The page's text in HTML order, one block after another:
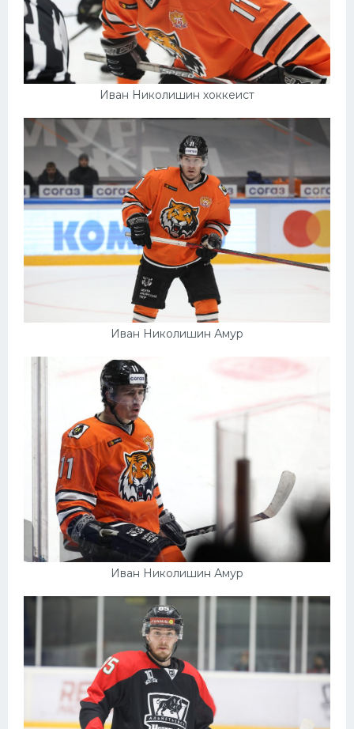
Иван Николишин хоккеист
Иван Николишин Амур
Иван Николишин Амур